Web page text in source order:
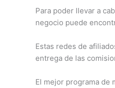
Para poder llevar a
negocio puede
Estas redes de
entrega de las
El mejor programa de